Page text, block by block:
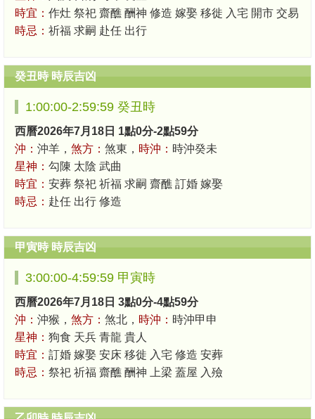
時宜： 作灶 祭祀 齋醮 酬神 修造 嫁娶 移徙 入宅 開市 交易
時忌： 祈福 求嗣 赴任 出行
癸丑時 時辰吉凶
1:00:00-2:59:59 癸丑時
西曆2026年7月18日 1點0分-2點59分
沖： 沖羊， 煞方： 煞東， 時沖： 時沖癸未
星神： 勾陳 太陰 武曲
時宜： 安葬 祭祀 祈福 求嗣 齋醮 訂婚 嫁娶
時忌： 赴任 出行 修造
甲寅時 時辰吉凶
3:00:00-4:59:59 甲寅時
西曆2026年7月18日 3點0分-4點59分
沖： 沖猴， 煞方： 煞北， 時沖： 時沖甲申
星神： 狗食 天兵 青龍 貴人
時宜： 訂婚 嫁娶 安床 移徙 入宅 修造 安葬
時忌： 祭祀 祈福 齋醮 酬神 上梁 蓋屋 入殮